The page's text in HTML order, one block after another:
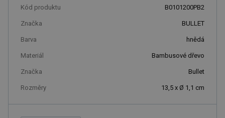
Kód produktu B0101200PB2
Značka BULLET
Barva hnědá
Materiál Bambusové dřevo
Značka Bullet
Rozměry 13,5 x Ø 1,1 cm